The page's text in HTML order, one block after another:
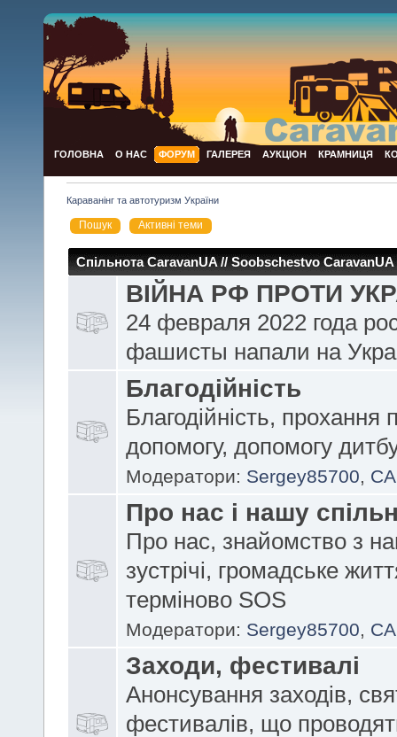
ГОЛОВНА О НАС ФОРУМ ГАЛЕРЕЯ АУКЦІОН КРАМНИЦЯ
Караванінг та автотуризм України
Пошук Активні теми
Спільнота CaravanUA // Soobschestvo CaravanUA
ВІЙНА РФ ПРОТИ
24 февраля 2022 года
фашисты напали на
Благодійність
Благодійність, прохання
допомогу, допомогу
Модератори: Sergey85700,
Про нас і нашу
Про нас, знайомство з
зустрічі, громадське
терміново SOS
Модератори: Sergey85700,
Заходи, фестивалі
Анонсування заходів,
фестивалів, що